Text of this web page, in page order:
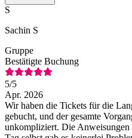
S
Sachin S
Gruppe
Bestätigte Buchung
5/5
Apr. 2026
Wir haben die Tickets für die
gebucht, und der gesamte
unkompliziert. Die